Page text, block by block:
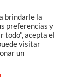
brindarle la
preferencias y
todo", acepta el
visitar
un